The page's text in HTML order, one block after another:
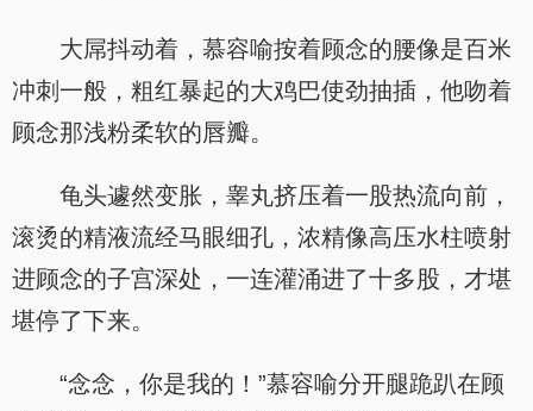
大屌抖动着，慕容喻按着顾念的腰像是百米
冲刺一般，粗红暴起的大鸡巴使劲抽插，他吻着
顾念那浅粉柔软的唇瓣。
龟头遽然变胀，睾丸挤压着一股热流向前，
滚烫的精液流经马眼细孔，浓精像高压水柱喷射
进顾念的子宫深处，一连灌涌进了十多股，才堪
堪停了下来。
“念念，你是我的！”慕容喻分开腿跪趴在顾